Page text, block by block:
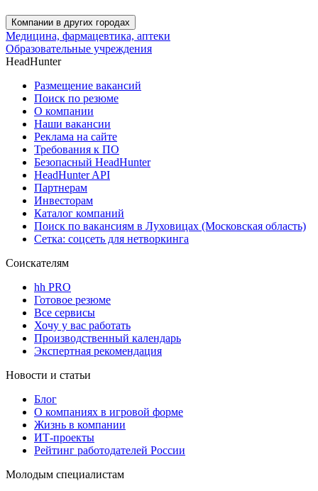
Компании в других городах
Медицина, фармацевтика, аптеки
Образовательные учреждения
HeadHunter
Размещение вакансий
Поиск по резюме
О компании
Наши вакансии
Реклама на сайте
Требования к ПО
Безопасный HeadHunter
HeadHunter API
Партнерам
Инвесторам
Каталог компаний
Поиск по вакансиям в Луховицах (Московская область)
Сетка: соцсеть для нетворкинга
Соискателям
hh PRO
Готовое резюме
Все сервисы
Хочу у вас работать
Производственный календарь
Экспертная рекомендация
Новости и статьи
Блог
О компаниях в игровой форме
Жизнь в компании
ИТ-проекты
Рейтинг работодателей России
Молодым специалистам